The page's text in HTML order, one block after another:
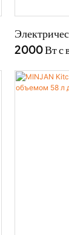
2000 Вт с